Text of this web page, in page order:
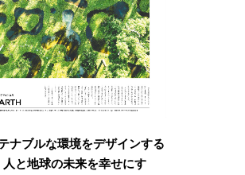
ナブルな環境をデザインする
人と地球の未来を幸せにす